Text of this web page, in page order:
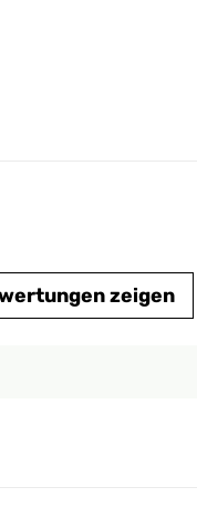
zeigen